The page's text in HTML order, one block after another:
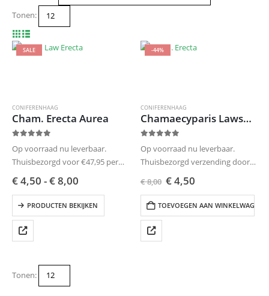
Tonen:
SALE
CONIFERENHAAG
Cham. Erecta Aurea
Op voorraad nu leverbaar.
Thuisbezorgd voor €47,95 per
bestelling. Verzending door
Kwekerij Top&Top
Uw bestelling zelf ophalen op
afspraak.
Vermeld uw gewenste bezorg- of
ophaaldag in de winkelwagen.
€4,50 -€8,00
PRODUCTEN BEKIJKEN
-44%
CONIFERENHAAG
Chamaecyparis Lawsoniana Erecta Aurea 120-150 (3 coniferen per meter) Betreft B Keuze
Op voorraad nu leverbaar.
Thuisbezorgd verzending door
Kwekerij Top&Top
Uw bestelling zelf ophalen op
afspraak.
Vermeld uw gewenste bezorg- of
ophaaldag in de winkelwagen.
Levertijd 4-6 werkdagen.
€8,00 €4,50
TOEVOEGEN AAN WINKELWAGEN
Tonen: